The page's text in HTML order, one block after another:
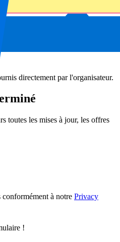
directement par l'organisateur.
toutes les mises à jour, les offres
à notre Privacy
!